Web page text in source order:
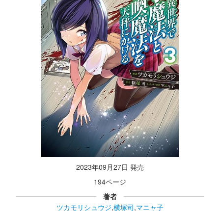
2023年09月27日 発売
194ページ
著者
ツカモリシュウジ,横塚司,マニャ子